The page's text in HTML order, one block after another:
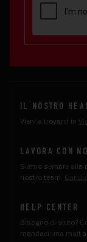
IL NOSTRO
Vieni a trovarci in
LAVORA CON
Siamo sempre alla
nostro team.
HELP CENTER
Bisogno di aiuto?
mandaci una mail a